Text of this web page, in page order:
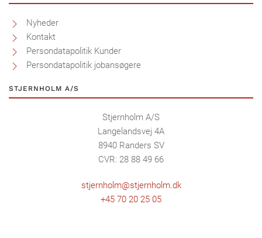
Nyheder
Kontakt
Persondatapolitik Kunder
Persondatapolitik jobansøgere
STJERNHOLM A/S
Stjernholm A/S
Langelandsvej 4A
8940 Randers SV
CVR: 28 88 49 66
stjernholm@stjernholm.dk
+45 70 20 25 05